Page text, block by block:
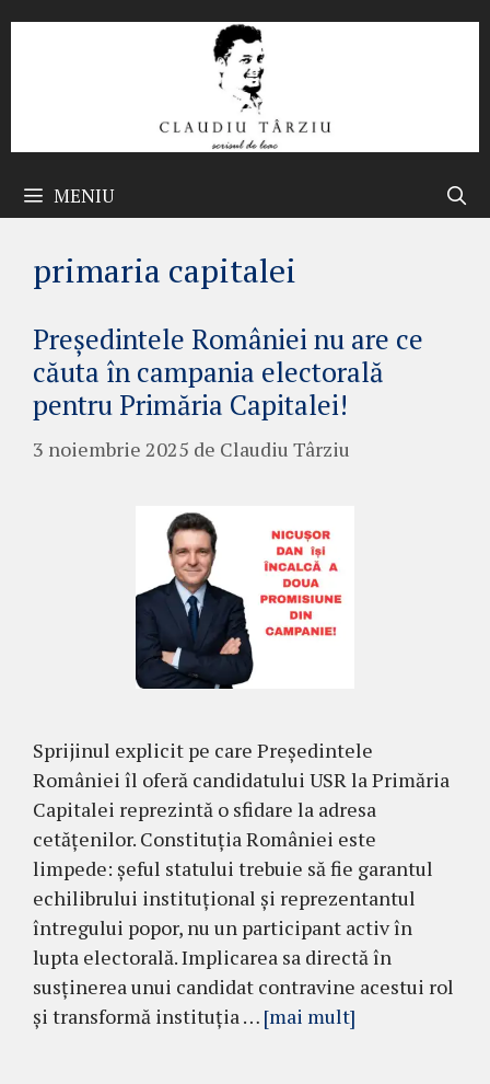
MENIU
primaria capitalei
Președintele României nu are ce
căuta în campania electorală
pentru Primăria Capitalei!
3 noiembrie 2025 de Claudiu Târziu
Sprijinul explicit pe care Președintele
României îl oferă candidatului USR la Primăria
Capitalei reprezintă o sfidare la adresa
cetățenilor. Constituția României este
limpede: șeful statului trebuie să fie garantul
echilibrului instituțional și reprezentantul
întregului popor, nu un participant activ în
lupta electorală. Implicarea sa directă în
susținerea unui candidat contravine acestui rol
și transformă instituția … [mai mult]